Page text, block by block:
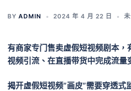
BY ADMIN 2024 年 4 月 22 日
有商家专门售卖虚假短视频剧本，
视频引流、在直播带货中完成流量
揭开虚假短视频“画皮”需要穿透式